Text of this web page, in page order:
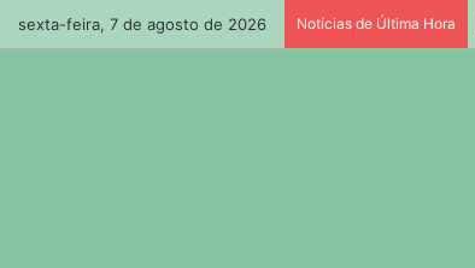
sexta-feira, 7 de agosto de 2026 Notícias de Última Hora